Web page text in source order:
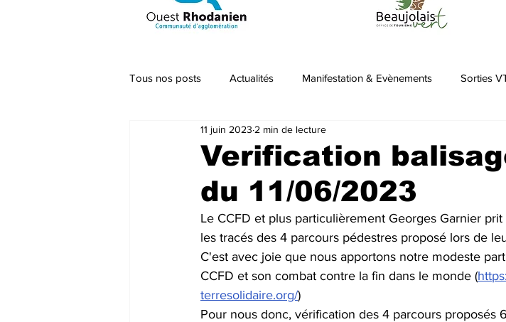
Tous nos posts Actualités Manifestation & Evènements Sorties
Circuits VTT Strava
Verification
du 11/06/2023
11 juin 2023 2 min de lecture
Le CCFD et plus particulièrement Georges Garnier
les tracés des 4 parcours pédestres proposé lors de
C'est avec joie que nous apportons notre modeste
CCFD et son combat contre la fin dans le monde (
terresolidaire.org/)
Pour nous donc, vérification des 4 parcours proposés